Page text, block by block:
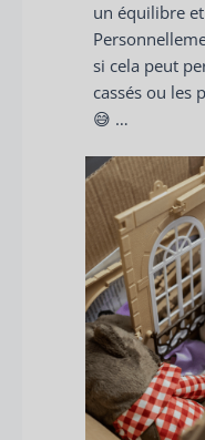
un équilibre
si cela peut
cassés ou les
😅 …